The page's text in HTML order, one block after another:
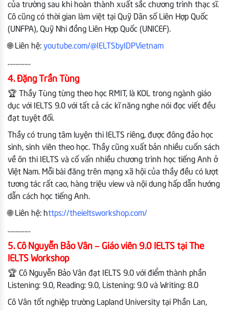
của trường sau khi hoàn thành xuất sắc chương trình thạc sĩ.
Cô cũng có thời gian làm việt tại Quỹ Dân số Liên Hợp Quốc
(UNFPA), Quỹ Nhi đồng Liên Hợp Quốc (UNICEF).
🌐 Liên hệ: youtube.com/@IELTSbyIDPVietnam
……………
4. Đặng Trần Tùng
🏆 Thầy Tùng từng theo học RMIT, là KOL trong ngành giáo
dục với IELTS 9.0 với tất cả các kĩ năng nghe nói đọc viết đều
đạt tuyệt đối.
Thầy có trung tâm luyện thi IELTS riêng, được đông đảo học
sinh, sinh viên theo học. Thầy cũng xuất bản nhiều cuốn sách
về ôn thi IELTS và cố vấn nhiều chương trình học tiếng Anh ở
Việt Nam. Mỗi bài đăng trên mạng xã hội của thầy đều có lượt
tương tác rất cao, hàng triệu view và nội dung hấp dẫn hướng
dẫn cách học tiếng Anh.
🌐 Liên hệ: https://theieltsworkshop.com/
……………
5. Cô Nguyễn Bảo Vân – Giáo viên 9.0 IELTS tại The
IELTS Workshop
🏆 Cô Nguyễn Bảo Vân đạt IELTS 9.0 với điểm thành phần
Listening: 9.0, Reading: 9.0, Listening: 9.0 và Writing: 8.0
Cô Vân tốt nghiệp trường Lapland University tại Phần Lan,